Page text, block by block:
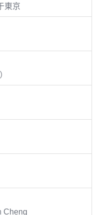
東京
Cheng